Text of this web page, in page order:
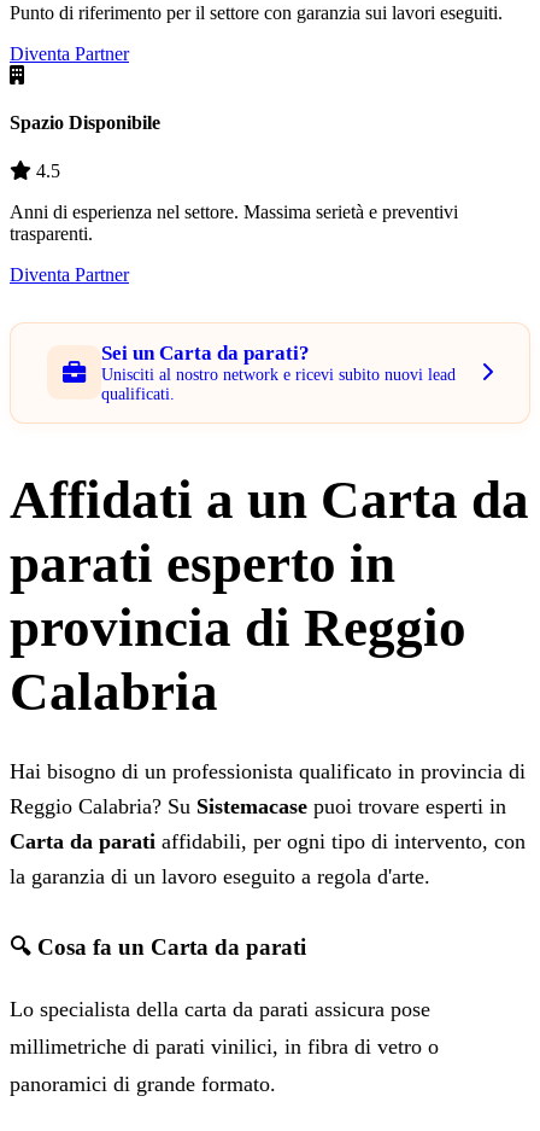
Punto di riferimento per il settore con garanzia sui lavori eseguiti.
Diventa Partner
Spazio Disponibile
4.5
Anni di esperienza nel settore. Massima serietà e preventivi
trasparenti.
Diventa Partner
Sei un Carta da parati?
Unisciti al nostro network e ricevi subito nuovi lead
qualificati.
Affidati a un Carta da
parati esperto in
provincia di Reggio
Calabria
Hai bisogno di un professionista qualificato in provincia di
Reggio Calabria? Su Sistemacase puoi trovare esperti in
Carta da parati affidabili, per ogni tipo di intervento, con
la garanzia di un lavoro eseguito a regola d'arte.
🔍 Cosa fa un Carta da parati
Lo specialista della carta da parati assicura pose
millimetriche di parati vinilici, in fibra di vetro o
panoramici di grande formato.